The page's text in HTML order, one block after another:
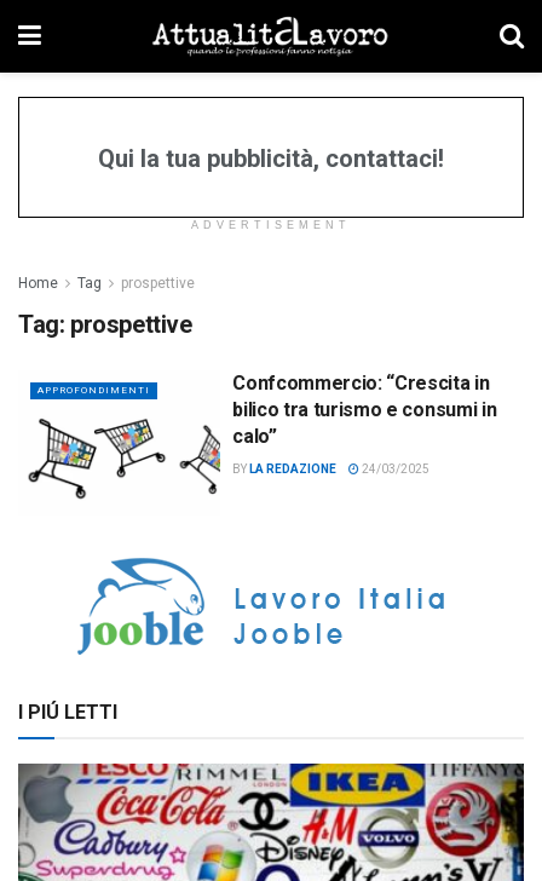
Qui la tua pubblicità, contattaci!
ADVERTISEMENT
Home Tag prospettive
Tag: prospettive
APPROFONDIMENTI
Confcommercio: “Crescita in
bilico tra turismo e consumi in
calo”
BY LA REDAZIONE 24/03/2025
I PIÚ LETTI